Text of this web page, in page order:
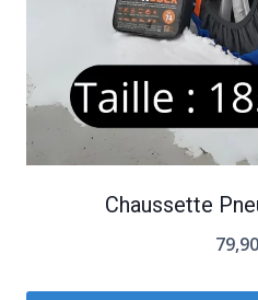
Chaussette
79,90